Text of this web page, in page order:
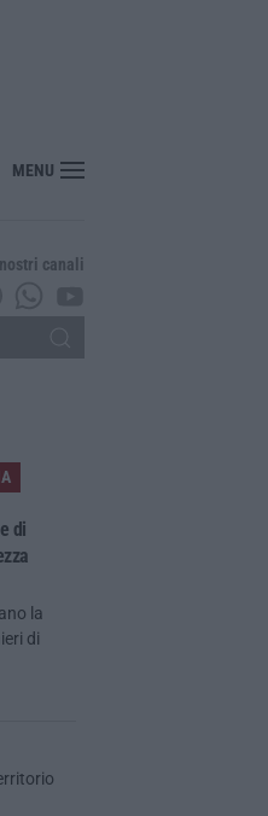
per un tir in fiamme in galleria
MENU
canali
di
la
di